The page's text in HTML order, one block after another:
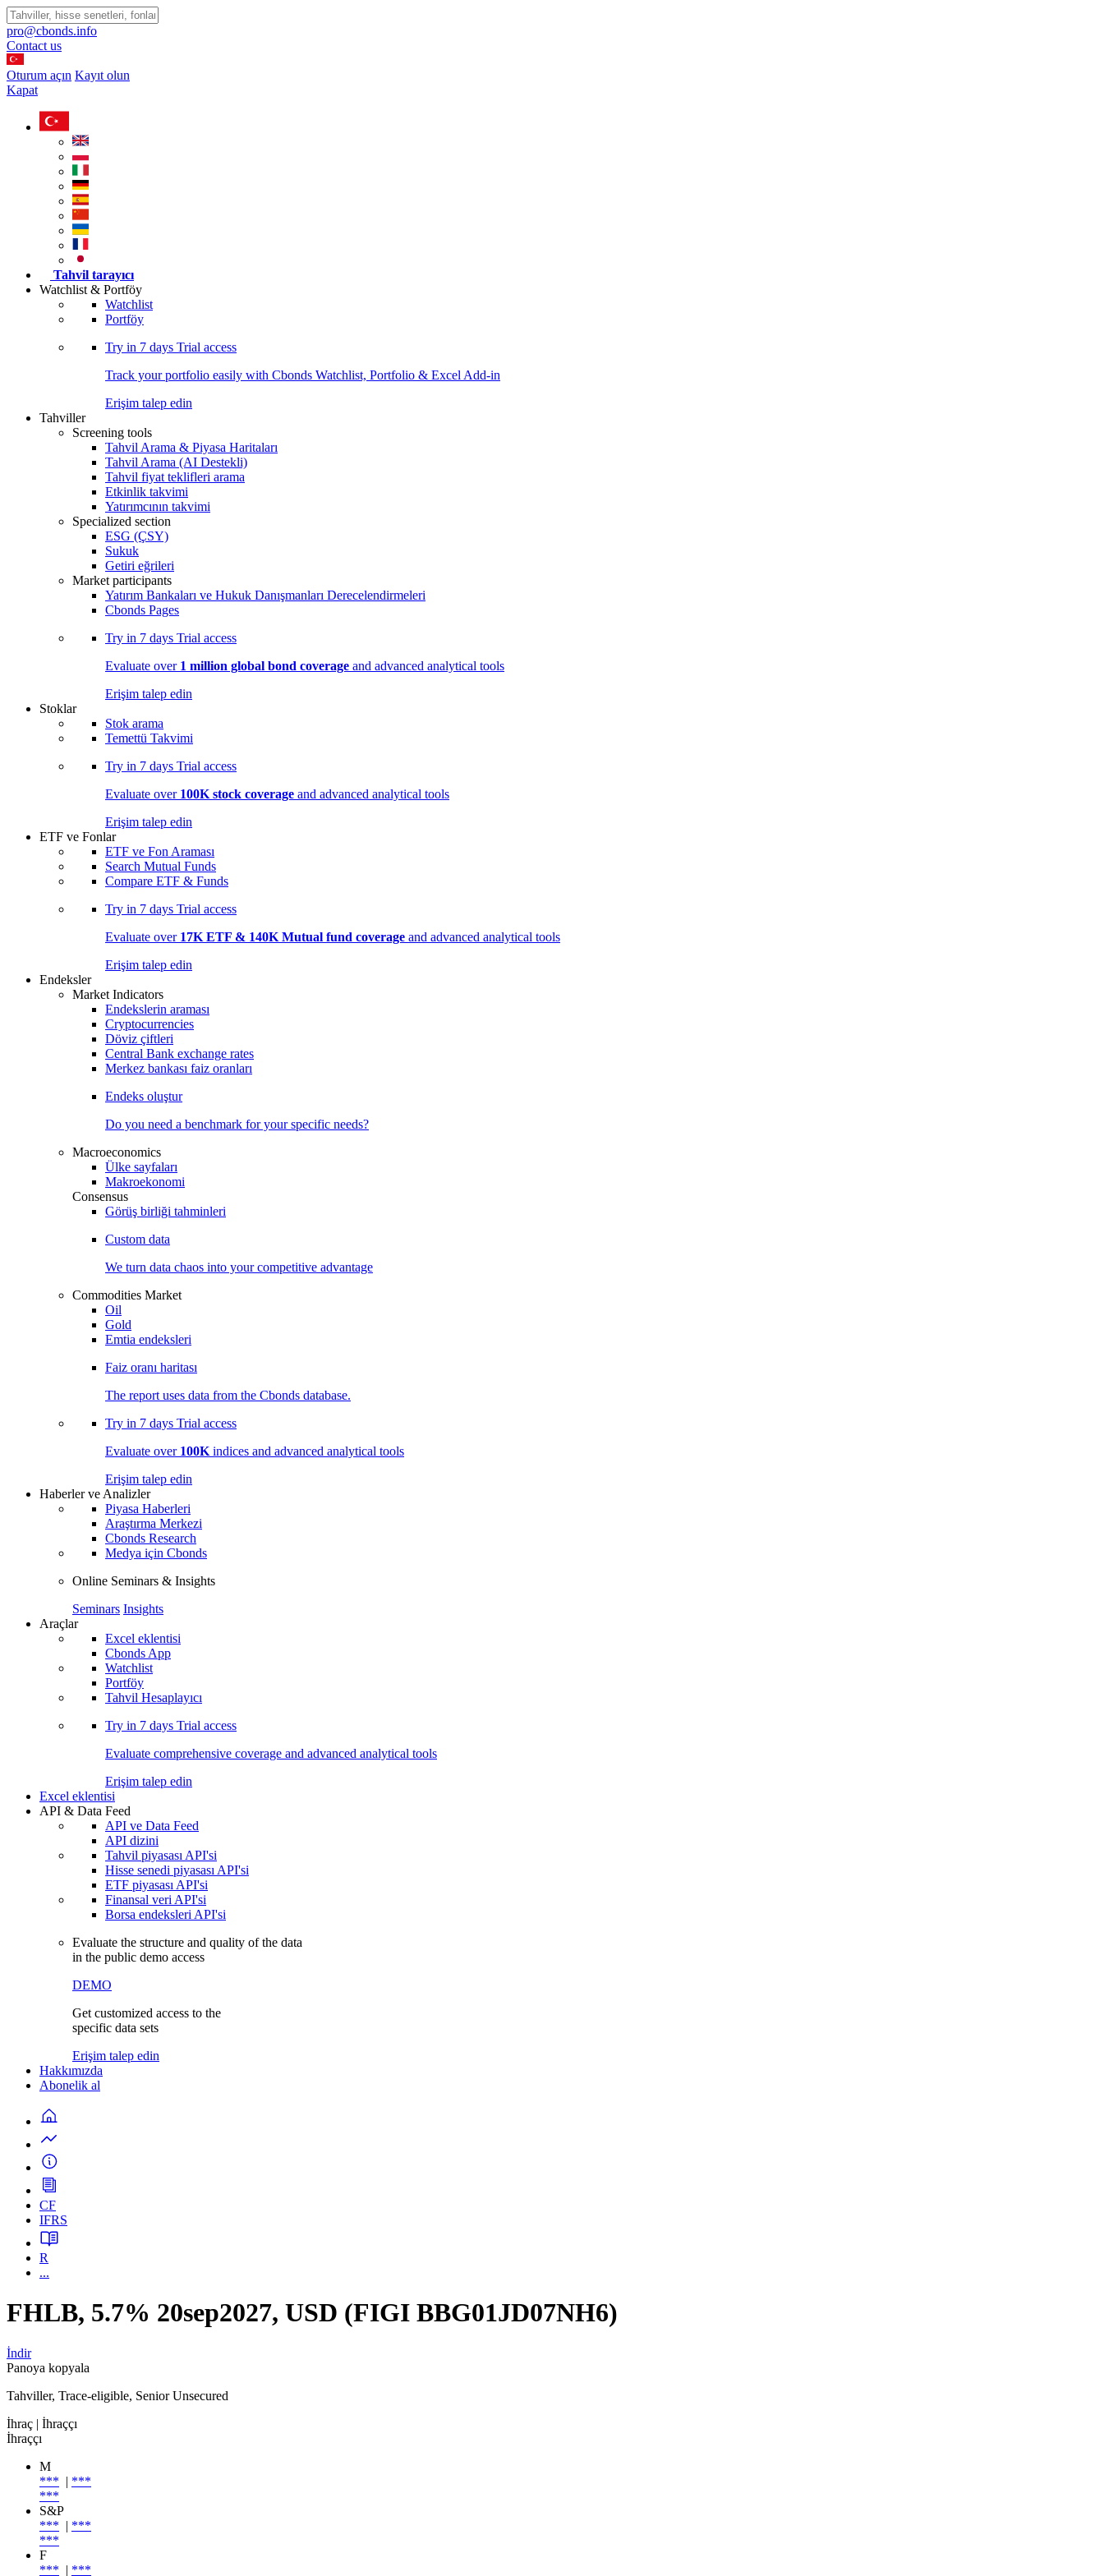
pro@cbonds.info
Contact us
Oturum açın Kayıt olun
Kapat
Tahvil tarayıcı
Watchlist & Portföy
Watchlist
Portföy
Try in 7 days Trial access
Track your portfolio easily with Cbonds Watchlist, Portfolio & Excel Add-in
Erişim talep edin
Tahviller
Screening tools
Tahvil Arama & Piyasa Haritaları
Tahvil Arama (AI Destekli)
Tahvil fiyat teklifleri arama
Etkinlik takvimi
Yatırımcının takvimi
Specialized section
ESG (ÇSY)
Sukuk
Getiri eğrileri
Market participants
Yatırım Bankaları ve Hukuk Danışmanları Derecelendirmeleri
Cbonds Pages
Try in 7 days Trial access
Evaluate over 1 million global bond coverage and advanced analytical tools
Erişim talep edin
Stoklar
Stok arama
Temettü Takvimi
Try in 7 days Trial access
Evaluate over 100K stock coverage and advanced analytical tools
Erişim talep edin
ETF ve Fonlar
ETF ve Fon Araması
Search Mutual Funds
Compare ETF & Funds
Try in 7 days Trial access
Evaluate over 17K ETF & 140K Mutual fund coverage and advanced analytical tools
Erişim talep edin
Endeksler
Market Indicators
Endekslerin araması
Cryptocurrencies
Döviz çiftleri
Central Bank exchange rates
Merkez bankası faiz oranları
Endeks oluştur
Do you need a benchmark for your specific needs?
Macroeconomics
Ülke sayfaları
Makroekonomi
Consensus
Görüş birliği tahminleri
Custom data
We turn data chaos into your competitive advantage
Commodities Market
Oil
Gold
Emtia endeksleri
Faiz oranı haritası
The report uses data from the Cbonds database.
Try in 7 days Trial access
Evaluate over 100K indices and advanced analytical tools
Erişim talep edin
Haberler ve Analizler
Piyasa Haberleri
Araştırma Merkezi
Cbonds Research
Medya için Cbonds
Online Seminars & Insights
Seminars Insights
Araçlar
Excel eklentisi
Cbonds App
Watchlist
Portföy
Tahvil Hesaplayıcı
Try in 7 days Trial access
Evaluate comprehensive coverage and advanced analytical tools
Erişim talep edin
Excel eklentisi
API & Data Feed
API ve Data Feed
API dizini
Tahvil piyasası API'si
Hisse senedi piyasası API'si
ETF piyasası API'si
Finansal veri API'si
Borsa endeksleri API'si
Evaluate the structure and quality of the data
in the public demo access
DEMO
Get customized access to the
specific data sets
Erişim talep edin
Hakkımızda
Abonelik al
CF
IFRS
R
...
FHLB, 5.7% 20sep2027, USD (FIGI BBG01JD07NH6)
İndir
Panoya kopyala
Tahviller, Trace-eligible, Senior Unsecured
İhraç | İhraççı
İhraççı
M
*** | ***
***
S&P
*** | ***
***
F
*** | ***